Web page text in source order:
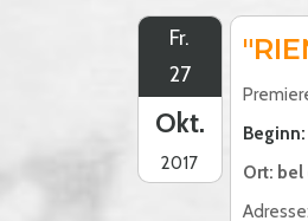
Fr.
27
Okt.
2017
Ort: bel